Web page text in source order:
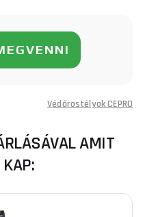
Védőrostélyok CEPRO
AMIT